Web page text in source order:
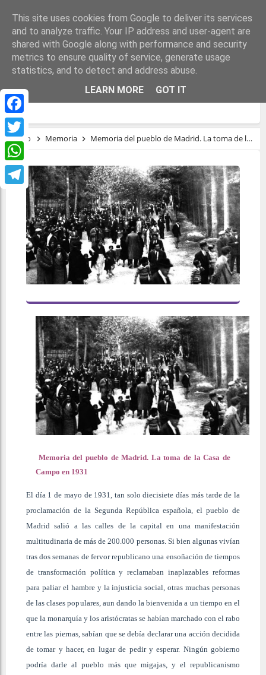
Facebook
Twitter
WhatsApp
Telegram
MEMORIA DEL PUEBLO DE MADRID. LA
TOMA DE LA CASA DE CAMPO EN 1931
Inicio Memoria Memoria del pueblo de Madrid. La toma de la Casa de Campo en 1931
Memoria del pueblo de Madrid. La toma de la Casa de
Campo en 1931
El día 1 de mayo de 1931, tan solo diecisiete días más tarde de la
proclamación de la Segunda República española, el pueblo de
Madrid salió a las calles de la capital en una manifestación
multitudinaria de más de 200.000 personas. Si bien algunas vivían
tras dos semanas de fervor republicano una ensoñación de tiempos
de transformación política y reclamaban inaplazables reformas
para paliar el hambre y la injusticia social, otras muchas personas
de las clases populares, aun dando la bienvenida a un tiempo en el
que la monarquía y los aristócratas se habían marchado con el rabo
entre las piernas, sabían que se debía declarar una acción decidida
de tomar y hacer, en lugar de pedir y esperar. Ningún gobierno
podría darle al pueblo más que migajas, y el republicanismo
This site uses cookies from Google to deliver its services
and to analyze traffic. Your IP address and user-agent are
shared with Google along with performance and security
metrics to ensure quality of service, generate usage
statistics, and to detect and address abuse.
LEARN MORE
GOT IT